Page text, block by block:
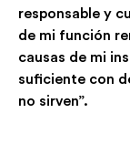
responsable y
de mi función
causas de mi
suficiente con
no sirven”.